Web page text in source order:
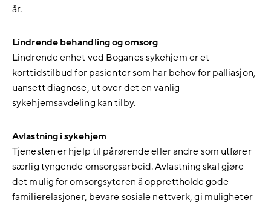
år.
Lindrende behandling og omsorg
Lindrende enhet ved Boganes sykehjem er et
korttidstilbud for pasienter som har behov for palliasjon,
uansett diagnose, ut over det en vanlig
sykehjemsavdeling kan tilby.
Avlastning i sykehjem
Tjenesten er hjelp til pårørende eller andre som utfører
særlig tyngende omsorgsarbeid. Avlastning skal gjøre
det mulig for omsorgsyteren å opprettholde gode
familierelasjoner, bevare sosiale nettverk, gi muligheter